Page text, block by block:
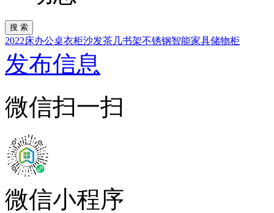
2022床办公桌衣柜沙发茶几书架不锈钢智能家具储物柜
发布信息
微信扫一扫
微信小程序